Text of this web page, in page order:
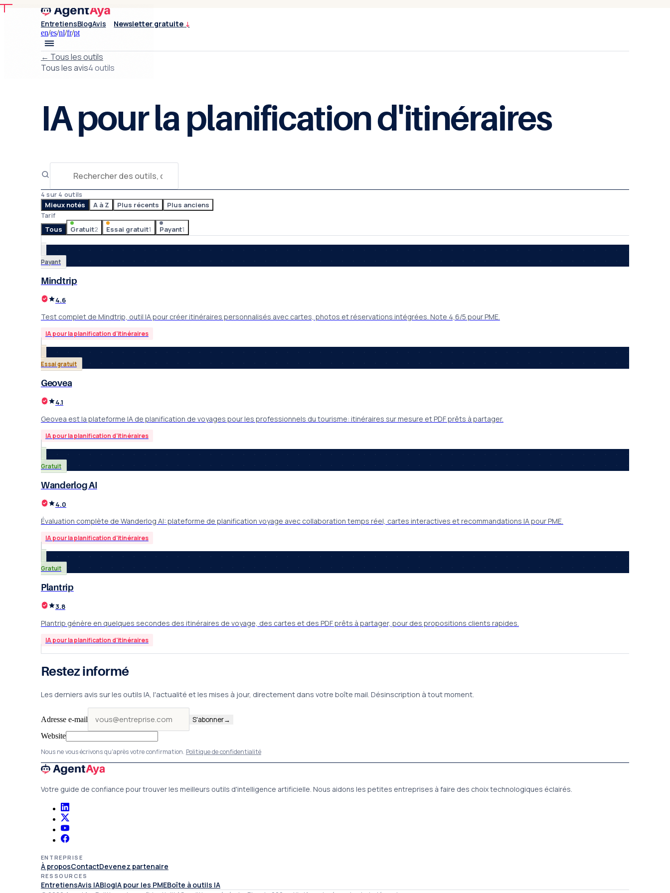
EntretiensBlogAvis Newsletter gratuite ↓
en/es/nl/fr/pt
← Tous les outils
Tous les avis4 outils
IA pour la planification d'itinéraires
4 sur 4 outils
Mieux notés A à Z Plus récents Plus anciens
Tarif
Tous Gratuit2 Essai gratuit1 Payant1
Payant
Mindtrip
4.6
Test complet de Mindtrip, outil IA pour créer itinéraires personnalisés avec cartes, photos et réservations intégrées. Note 4,6/5 pour PME.
IA pour la planification d'itinéraires
Essai gratuit
Geovea
4.1
Geovea est la plateforme IA de planification de voyages pour les professionnels du tourisme: itinéraires sur mesure et PDF prêts à partager.
IA pour la planification d'itinéraires
Gratuit
Wanderlog AI
4.0
Évaluation complète de Wanderlog AI: plateforme de planification voyage avec collaboration temps réel, cartes interactives et recommandations IA pour PME.
IA pour la planification d'itinéraires
Gratuit
Plantrip
3.8
Plantrip génère en quelques secondes des itinéraires de voyage, des cartes et des PDF prêts à partager, pour des propositions clients rapides.
IA pour la planification d'itinéraires
Restez informé
Les derniers avis sur les outils IA, l'actualité et les mises à jour, directement dans votre boîte mail. Désinscription à tout moment.
Adresse e-mail S'abonner→
Website
Nous ne vous écrivons qu'après votre confirmation. Politique de confidentialité
Votre guide de confiance pour trouver les meilleurs outils d'intelligence artificielle. Nous aidons les petites entreprises à faire des choix technologiques éclairés.
ENTREPRISE
À proposContactDevenez partenaire
RESSOURCES
EntretiensAvis IABlogIA pour les PMEBoîte à outils IA